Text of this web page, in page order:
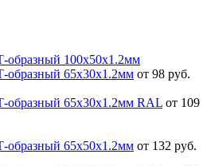
100х50х1.2мм
65х30х1.2мм от 98 руб.
65х30х1.2мм RAL от 109
65х50х1.2мм от 132 руб.